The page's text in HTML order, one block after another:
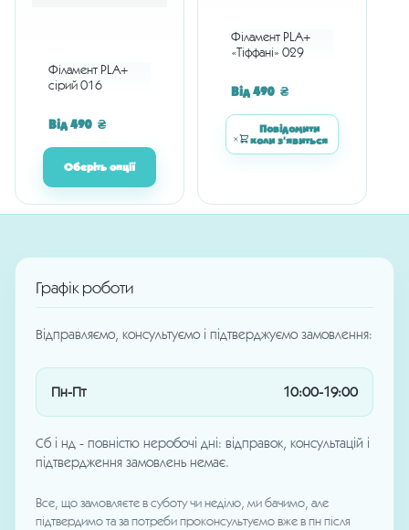
Філамент PLA+
сірий 016
Від490 ₴
Оберіть опції
Філамент PLA+
«Тіффані» 029
Від490 ₴
Повідомити
коли з'явиться
Графік роботи
Відправляємо, консультуємо і підтверджуємо замовлення:
Пн-Пт 10:00-19:00
Сб і нд - повністю неробочі дні: відправок, консультацій і
підтвердження замовлень немає.
Все, що замовляєте в суботу чи неділю, ми бачимо, але
підтвердимо та за потреби проконсультуємо вже в пн після